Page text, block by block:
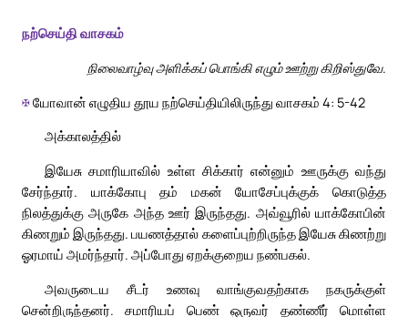
நற்செய்தி வாசகம்
நிலைவாழ்வு அளிக்கப் பொங்கி எழும் ஊற்று கிறிஸ்துவே.
✠யோவான் எழுதிய தூய நற்செய்தியிலிருந்து வாசகம் 4: 5-42
அக்காலத்தில்
இயேசு சமாரியாவில் உள்ள சிக்கார் என்னும் ஊருக்கு வந்து
சேர்ந்தார். யாக்கோபு தம் மகன் யோசேப்புக்குக் கொடுத்த
நிலத்துக்கு அருகே அந்த ஊர் இருந்தது. அவ்வூரில் யாக்கோபின்
கிணறும் இருந்தது. பயணத்தால் களைப்புற்றிருந்த இயேசு கிணற்று
ஓரமாய் அமர்ந்தார். அப்போது ஏறக்குறைய நண்பகல்.
அவருடைய சீடர் உணவு வாங்குவதற்காக நகருக்குள்
சென்றிருந்தனர். சமாரியப் பெண் ஒருவர் தண்ணீர் மொள்ள